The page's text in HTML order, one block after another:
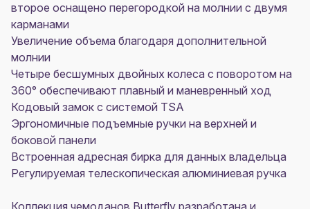
второе оснащено перегородкой на молнии с двумя
карманами
Увеличение объема благодаря дополнительной
молнии
Четыре бесшумных двойных колеса с поворотом на
360° обеспечивают плавный и маневренный ход
Кодовый замок с системой TSA
Эргономичные подъемные ручки на верхней и
боковой панели
Встроенная адресная бирка для данных владельца
Регулируемая телескопическая алюминиевая ручка